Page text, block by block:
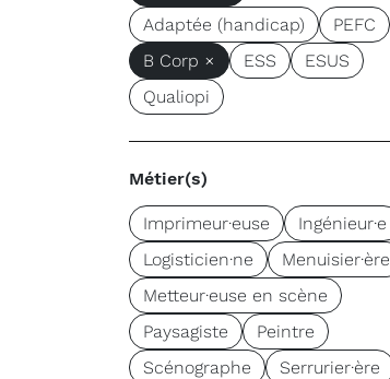
Adaptée (handicap)
PEFC
B Corp ×
ESS
ESUS
Qualiopi
Métier(s)
Imprimeur·euse
Ingénieur·e
Logisticien·ne
Menuisier·ère
Metteur·euse en scène
Paysagiste
Peintre
Scénographe
Serrurier·ère